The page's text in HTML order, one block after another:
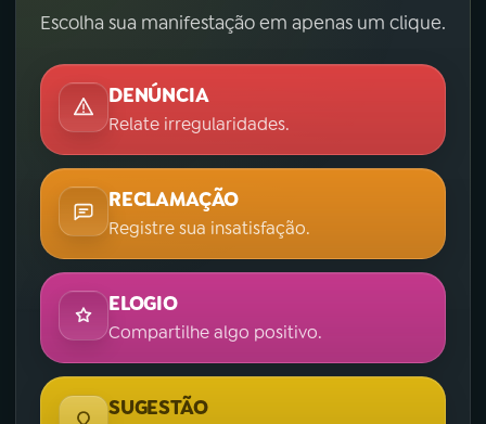
Escolha sua manifestação em apenas um clique.
DENÚNCIA
Relate irregularidades.
RECLAMAÇÃO
Registre sua insatisfação.
ELOGIO
Compartilhe algo positivo.
SUGESTÃO